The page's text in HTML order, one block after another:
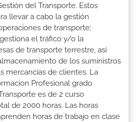
del Transporte. Estos
llevar a cabo la gestión
de transporte;
el tráfico y/o la
de transporte terrestre, así
de los suministros
mercancías de clientes. La
Profesional grado
es de 2 curso
de 2000 horas. Las horas
horas de trabajo en clase